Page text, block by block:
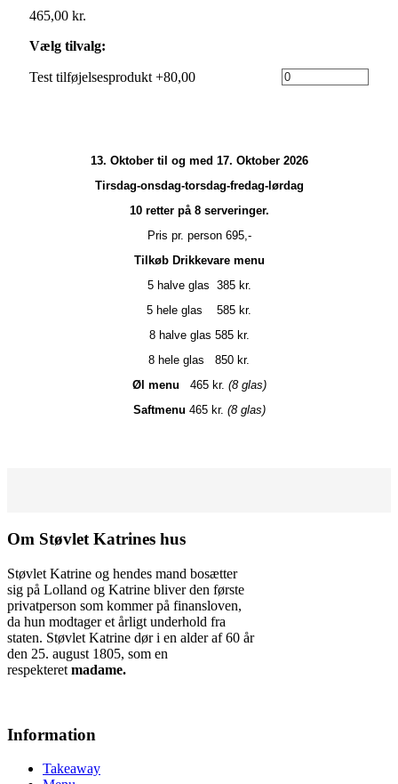
465,00 kr.
Vælg tilvalg:
Test tilføjelsesprodukt +80,00
13. Oktober til og med 17. Oktober 2026
Tirsdag-onsdag-torsdag-fredag-lørdag
10 retter på 8 serveringer.
Pris pr. person 695,-
Tilkøb Drikkevare menu
5 halve glas 385 kr.
5 hele glas 585 kr.
8 halve glas 585 kr.
8 hele glas 850 kr.
Øl menu 465 kr. (8 glas)
Saftmenu 465 kr. (8 glas)
Om Støvlet Katrines hus
Støvlet Katrine og hendes mand bosætter
sig på Lolland og Katrine bliver den første
privatperson som kommer på finansloven,
da hun modtager et årligt underhold fra
staten. Støvlet Katrine dør i en alder af 60 år
den 25. august 1805, som en
respekteret madame.
Information
Takeaway